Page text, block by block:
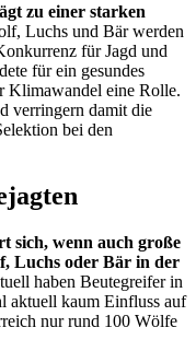
zu einer starken
Luchs und Bär werden
für Jagd und
für ein gesundes
Klimawandel eine Rolle.
verringern damit die
bei den
sich, wenn auch große
Luchs oder Bär in der
haben Beutegreifer in
aktuell kaum Einfluss auf
nur rund 100 Wölfe